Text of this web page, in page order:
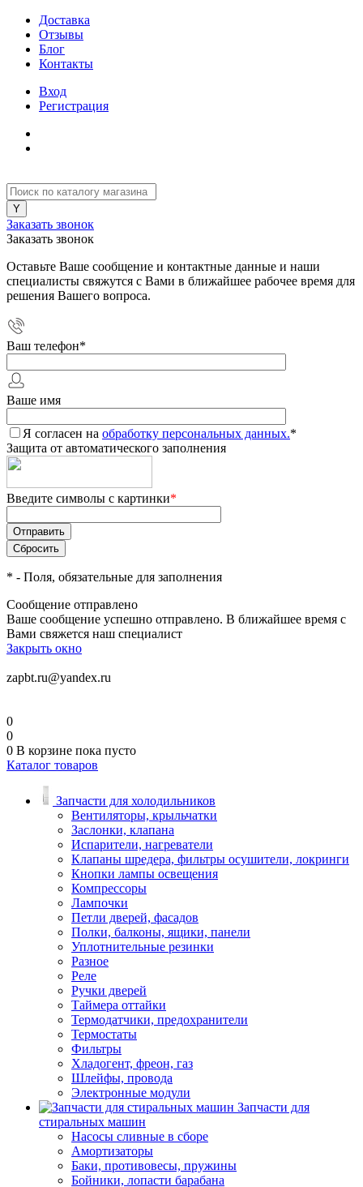
Доставка
Отзывы
Блог
Контакты
Вход
Регистрация
Заказать звонок
Заказать звонок
Оставьте Ваше сообщение и контактные данные и наши
специалисты свяжутся с Вами в ближайшее рабочее время для
решения Вашего вопроса.
Ваш телефон*
Ваше имя
Я согласен на обработку персональных данных.*
Защита от автоматического заполнения
Введите символы с картинки*
* - Поля, обязательные для заполнения
Сообщение отправлено
Ваше сообщение успешно отправлено. В ближайшее время с
Вами свяжется наш специалист
Закрыть окно
zapbt.ru@yandex.ru
0
0
0 В корзине пока пусто
Каталог товаров
Запчасти для холодильников
Вентиляторы, крыльчатки
Заслонки, клапана
Испарители, нагреватели
Клапаны шредера, фильтры осушители, локринги
Кнопки лампы освещения
Компрессоры
Лампочки
Петли дверей, фасадов
Полки, балконы, ящики, панели
Уплотнительные резинки
Разное
Реле
Ручки дверей
Таймера оттайки
Термодатчики, предохранители
Термостаты
Фильтры
Хладогент, фреон, газ
Шлейфы, провода
Электронные модули
Запчасти для
стиральных машин
Насосы сливные в сборе
Амортизаторы
Баки, противовесы, пружины
Бойники, лопасти барабана